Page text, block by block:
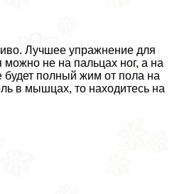
Лучшее упражнение для
можно не на пальцах ног, а на
полный жим от пола на
в мышцах, то находитесь на